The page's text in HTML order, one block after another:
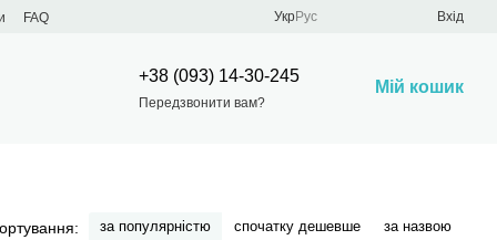
FAQ
УкрРус Вхід
+38 (093) 14-30-245
Передзвонити вам?
Мій кошик
за популярністю спочатку дешевше за назвою